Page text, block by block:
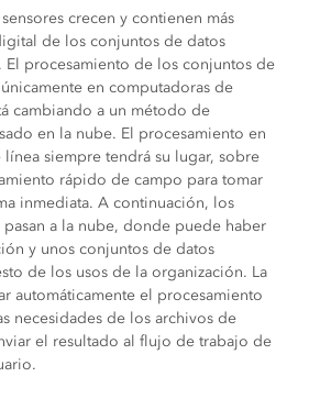
crecen y contienen más
de los conjuntos de datos
El procesamiento de los conjuntos de
en computadoras de
cambiando a un método de
en la nube. El procesamiento en
siempre tendrá su lugar, sobre
rápido de campo para tomar
inmediata. A continuación, los
a la nube, donde puede haber
y unos conjuntos de datos
de los usos de la organización. La
automáticamente el procesamiento
necesidades de los archivos de
el resultado al flujo de trabajo de